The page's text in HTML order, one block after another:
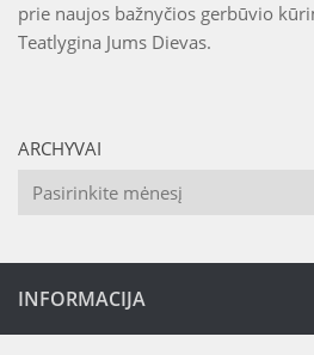
prie naujos bažnyčios gerbūvio
Teatlygina Jums Dievas.
ARCHYVAI
Archyvai
INFORMACIJA